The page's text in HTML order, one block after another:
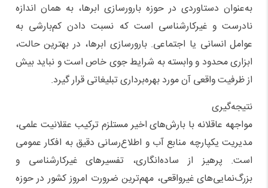
به‌عنوان دستاوردی در حوزه بارورسازی ابرها، به همان اندازه
نادرست و غیرکارشناسی است که نسبت دادن کم‌بارشی به
عوامل انسانی یا اجتماعی. بارورسازی ابرها، در بهترین حالت،
ابزاری محدود و وابسته به شرایط جوی خاص است و نباید بیش
از ظرفیت واقعی آن مورد بهره‌برداری تبلیغاتی قرار گیرد.
نتیجه‌گیری
مواجهه عاقلانه با بارش‌های اخیر مستلزم ترکیب عقلانیت علمی،
مدیریت یکپارچه منابع آب و اطلاع‌رسانی دقیق به افکار عمومی
است. پرهیز از ساده‌انگاری، تفسیرهای غیرکارشناسی و
بزرگ‌نمایی‌های غیرواقعی، مهم‌ترین ضرورت امروز کشور در حوزه